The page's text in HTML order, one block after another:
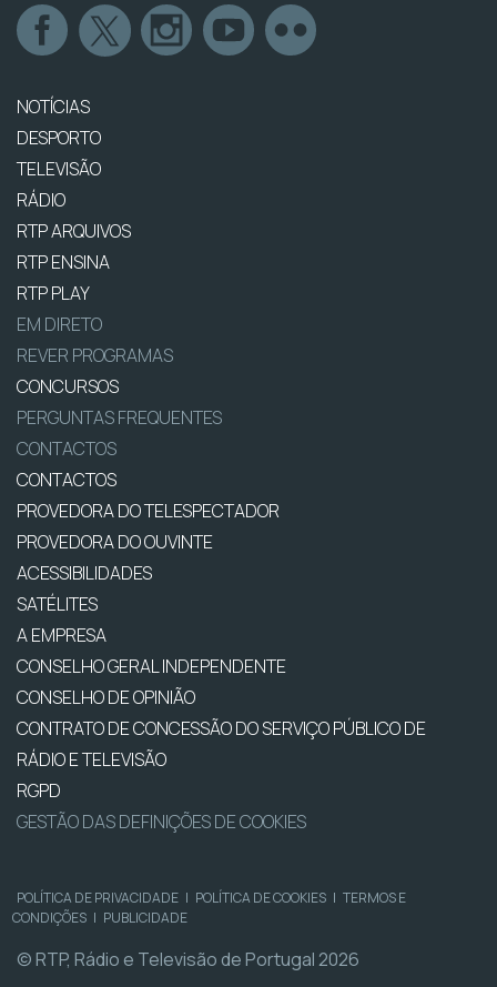
NOTÍCIAS
DESPORTO
TELEVISÃO
RÁDIO
RTP ARQUIVOS
RTP ENSINA
RTP PLAY
EM DIRETO
REVER PROGRAMAS
CONCURSOS
PERGUNTAS FREQUENTES
CONTACTOS
CONTACTOS
PROVEDORA DO TELESPECTADOR
PROVEDORA DO OUVINTE
ACESSIBILIDADES
SATÉLITES
A EMPRESA
CONSELHO GERAL INDEPENDENTE
CONSELHO DE OPINIÃO
CONTRATO DE CONCESSÃO DO SERVIÇO PÚBLICO DE
RÁDIO E TELEVISÃO
RGPD
GESTÃO DAS DEFINIÇÕES DE COOKIES
POLÍTICA DE PRIVACIDADE | POLÍTICA DE COOKIES | TERMOS E
CONDIÇÕES | PUBLICIDADE
© RTP, Rádio e Televisão de Portugal 2026